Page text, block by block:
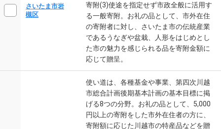
さいたま市岩
槻区
寄附(3)使途を指定せず市政全般に活用す
る一般寄附。お礼の品として、市外在住
の寄附者に対し、さいたま市の伝統産業
であるうなぎや盆栽、人形をはじめとし
た市の魅力を感じられる品を寄附金額に
応じて贈呈。
使い道は、各種基金や事業、第四次川越
市総合計画後期基本計画の基本目標に掲
げる8つの分野。お礼の品として、5,000
円以上の寄附をした市外在住者の方に、
寄附額に応じた川越市の特産品などを贈